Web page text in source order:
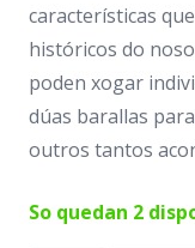
características
históricos do
poden xogar
dúas barallas
outros tantos
So quedan 2